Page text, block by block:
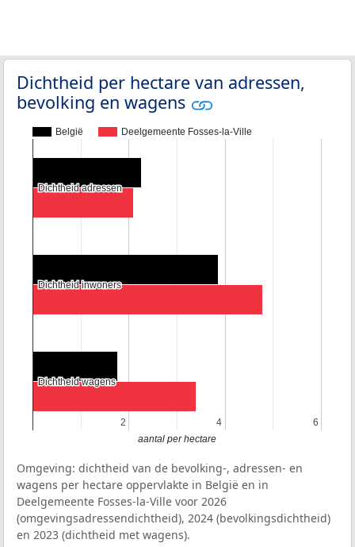
Dichtheid per hectare van adressen,
bevolking en wagens
België Deelgemeente Fosses-la-Ville
2
2 4
4 6
6
Dichtheid adressen
Dichtheid adressen
Dichtheid inwoners
Dichtheid inwoners
Dichtheid wagens
Dichtheid wagens
aantal per hectare
Omgeving: dichtheid van de bevolking-, adressen- en
wagens per hectare oppervlakte in België en in
Deelgemeente Fosses-la-Ville voor 2026
(omgevingsadressendichtheid), 2024 (bevolkingsdichtheid)
en 2023 (dichtheid met wagens).